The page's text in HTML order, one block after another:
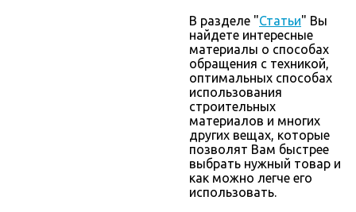
В разделе "Статьи" Вы
найдете интересные
материалы о способах
обращения с техникой,
оптимальных способах
использования
строительных
материалов и многих
других вещах, которые
позволят Вам быстрее
выбрать нужный товар и
как можно легче его
использовать.